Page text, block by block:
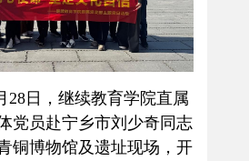
28日，继续教育学院直属
党员赴宁乡市刘少奇同志
铜博物馆及遗址现场，开